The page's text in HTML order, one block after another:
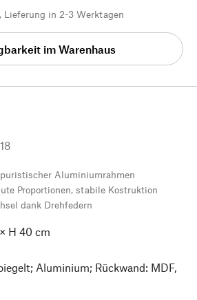
Lieferung in 2-3 Werktagen
im Warenhaus
Aluminiumrahmen
Proportionen, stabile Kostruktion
dank Drehfedern
H 40 cm
Aluminium; Rückwand: MDF,